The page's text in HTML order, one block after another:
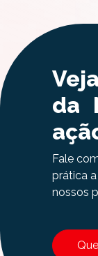
da
Fale
prática
nossos